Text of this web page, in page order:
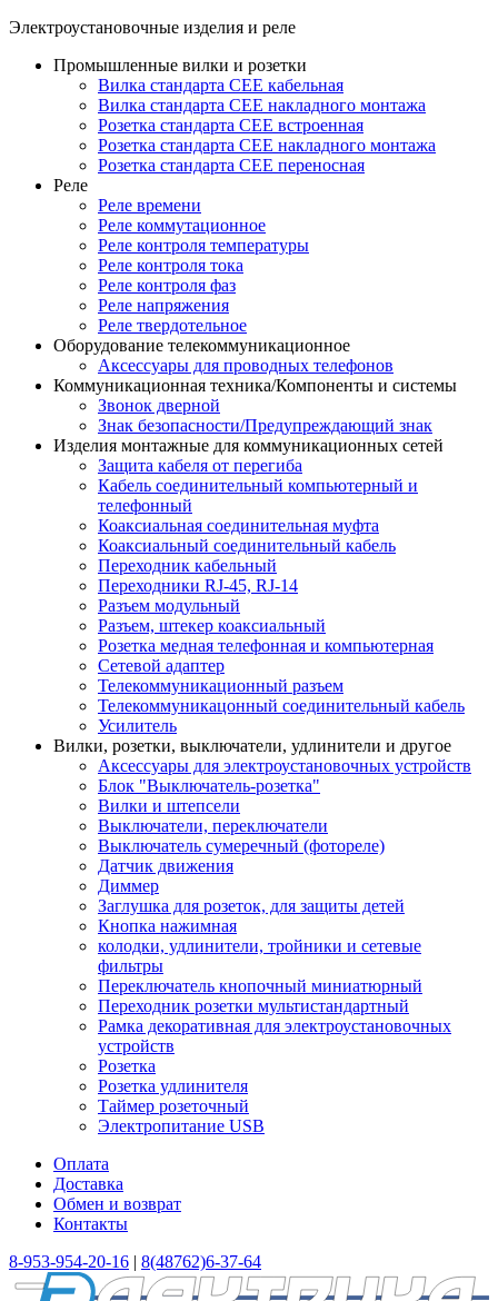
Электроустановочные изделия и реле
Промышленные вилки и розетки
Вилка стандарта CEE кабельная
Вилка стандарта CEE накладного монтажа
Розетка стандарта CEE встроенная
Розетка стандарта СЕЕ накладного монтажа
Розетка стандарта СЕЕ переносная
Реле
Реле времени
Реле коммутационное
Реле контроля температуры
Реле контроля тока
Реле контроля фаз
Реле напряжения
Реле твердотельное
Оборудование телекоммуникационное
Аксессуары для проводных телефонов
Коммуникационная техника/Компоненты и системы
Звонок дверной
Знак безопасности/Предупреждающий знак
Изделия монтажные для коммуникационных сетей
Защита кабеля от перегиба
Кабель соединительный компьютерный и
телефонный
Коаксиальная соединительная муфта
Коаксиальный соединительный кабель
Переходник кабельный
Переходники RJ-45, RJ-14
Разъем модульный
Разъем, штекер коаксиальный
Розетка медная телефонная и компьютерная
Сетевой адаптер
Телекоммуникационный разъем
Телекоммуникацонный соединительный кабель
Усилитель
Вилки, розетки, выключатели, удлинители и другое
Аксессуары для электроустановочных устройств
Блок "Выключатель-розетка"
Вилки и штепсели
Выключатели, переключатели
Выключатель сумеречный (фотореле)
Датчик движения
Диммер
Заглушка для розеток, для защиты детей
Кнопка нажимная
колодки, удлинители, тройники и сетевые
фильтры
Переключатель кнопочный миниатюрный
Переходник розетки мультистандартный
Рамка декоративная для электроустановочных
устройств
Розетка
Розетка удлинителя
Таймер розеточный
Электропитание USB
Оплата
Доставка
Обмен и возврат
Контакты
8-953-954-20-16 | 8(48762)6-37-64